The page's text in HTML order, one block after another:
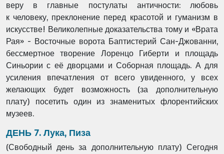
веру в главные постулаты античности: любовь
к человеку, преклонение перед красотой и гуманизм в
искусстве! Великолепные доказательства тому и «Врата
Рая» - Восточные ворота Баптистерий Сан-Джованни,
бессмертное творение Лоренцо Гиберти и площадь
Синьории с её дворцами и Соборная площадь. А для
усиления впечатления от всего увиденного, у всех
желающих будет возможность (за дополнительную
плату) посетить один из знаменитых флорентийских
музеев.
ДЕНЬ 7. Лука, Пиза
(Свободный день за дополнительную плату) Сегодня